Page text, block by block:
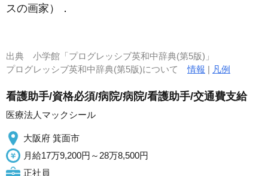
スの画家）
．
出典 小学館「プログレッシブ英和中辞典(第5版)」
プログレッシブ英和中辞典(第5版)について情報 | 凡例
看護助手/資格必須/病院/病院/看護助手/交通費支給
医療法人マックシール
大阪府 箕面市
月給17万9,200円～28万8,500円
正社員